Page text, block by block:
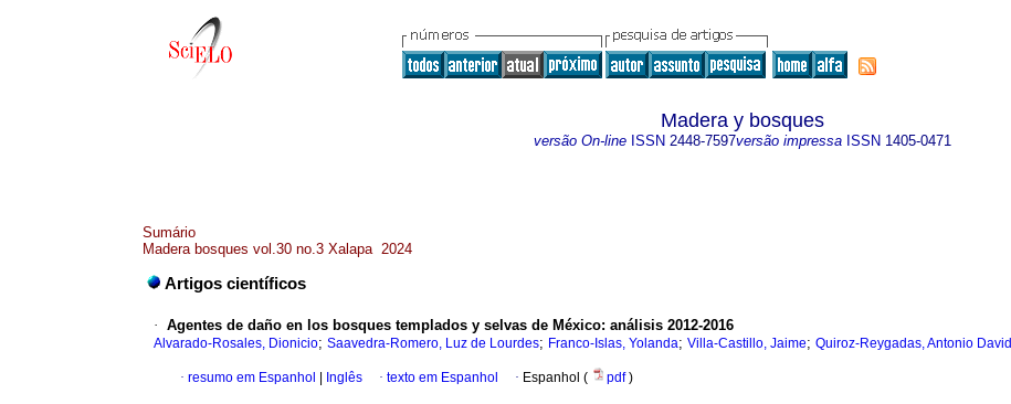
Madera y bosques
versão On-line ISSN 2448-7597versão impressa ISSN 1405-0471
Sumário
Madera bosques vol.30 no.3 Xalapa 2024
Artigos científicos
· Agentes de daño en los bosques templados y selvas de México: análisis 2012-2016
Alvarado-Rosales, Dionicio; Saavedra-Romero, Luz de Lourdes; Franco-Islas, Yolanda; Villa-Castillo, Jaime; Quiroz-Reygadas, Antonio David
· resumo em Espanhol Inglês · texto em Espanhol · Espanhol ( pdf)